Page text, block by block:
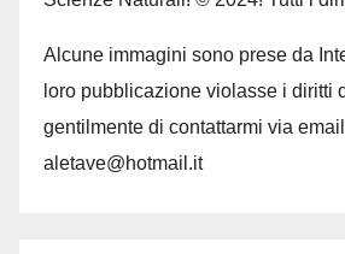
Alcune immagini sono prese da
loro pubblicazione violasse i diritti
gentilmente di contattarmi via
aletave@hotmail.it